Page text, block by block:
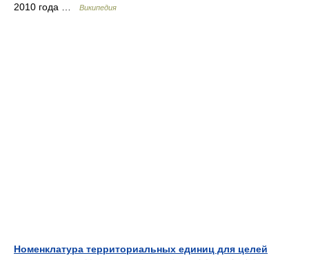
2010 года …
Википедия
Номенклатура территориальных единиц для целей